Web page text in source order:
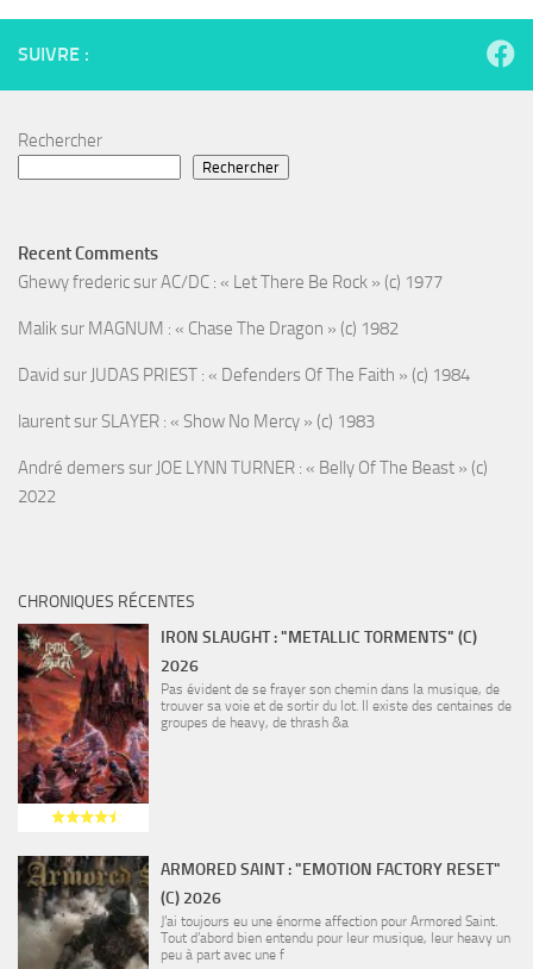
SUIVRE :
Rechercher
Rechercher
Recent Comments
Ghewy fredericsurAC/DC : « Let There Be Rock » (c) 1977
Maliksur MAGNUM : « Chase The Dragon » (c) 1982
David sur JUDAS PRIEST : « Defenders Of The Faith » (c) 1984
laurentsur SLAYER : « Show No Mercy » (c) 1983
André demerssur JOE LYNN TURNER : « Belly Of The Beast » (c)
2022
CHRONIQUES RÉCENTES
IRON SLAUGHT : "METALLIC TORMENTS" (C)
2026
Pas évident de se frayer son chemin dans la musique, de
trouver sa voie et de sortir du lot. Il existe des centaines de
groupes de heavy, de thrash &a
ARMORED SAINT : "EMOTION FACTORY RESET"
(C) 2026
J’ai toujours eu une énorme affection pour Armored Saint.
Tout d’abord bien entendu pour leur musique, leur heavy un
peu à part avec une f